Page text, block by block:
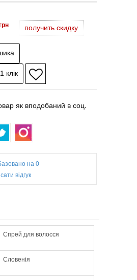
0/4
получить скидку
як вподобаний в соц.
на 0
відгук
Спрей для волосся
Словенія